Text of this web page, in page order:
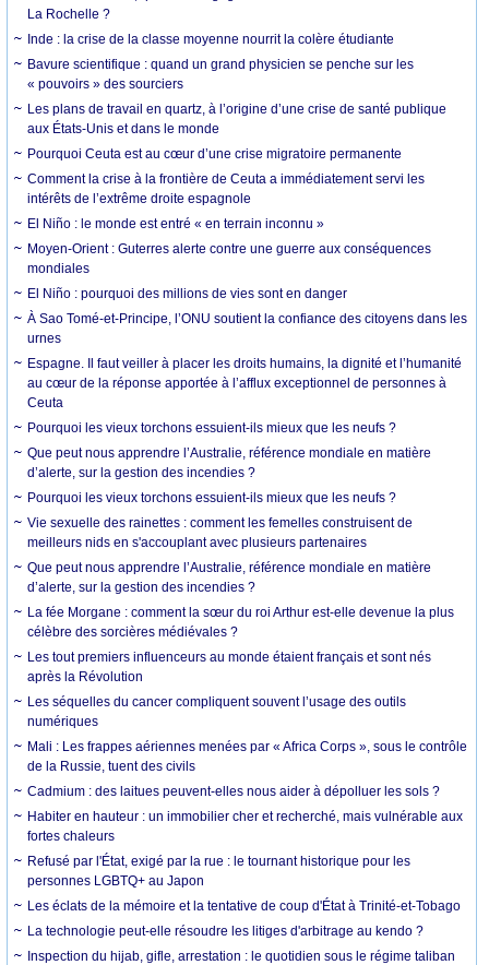
La Rochelle ?
Inde : la crise de la classe moyenne nourrit la colère étudiante
Bavure scientifique : quand un grand physicien se penche sur les
« pouvoirs » des sourciers
Les plans de travail en quartz, à l’origine d’une crise de santé publique
aux États-Unis et dans le monde
Pourquoi Ceuta est au cœur d’une crise migratoire permanente
Comment la crise à la frontière de Ceuta a immédiatement servi les
intérêts de l’extrême droite espagnole
El Niño : le monde est entré « en terrain inconnu »
Moyen-Orient : Guterres alerte contre une guerre aux conséquences
mondiales
El Niño : pourquoi des millions de vies sont en danger
À Sao Tomé-et-Principe, l’ONU soutient la confiance des citoyens dans les
urnes
Espagne. Il faut veiller à placer les droits humains, la dignité et l’humanité
au cœur de la réponse apportée à l’afflux exceptionnel de personnes à
Ceuta
Pourquoi les vieux torchons essuient-ils mieux que les neufs ?
Que peut nous apprendre l’Australie, référence mondiale en matière
d’alerte, sur la gestion des incendies ?
Pourquoi les vieux torchons essuient-ils mieux que les neufs ?
Vie sexuelle des rainettes : comment les femelles construisent de
meilleurs nids en s'accouplant avec plusieurs partenaires
Que peut nous apprendre l’Australie, référence mondiale en matière
d’alerte, sur la gestion des incendies ?
La fée Morgane : comment la sœur du roi Arthur est-elle devenue la plus
célèbre des sorcières médiévales ?
Les tout premiers influenceurs au monde étaient français et sont nés
après la Révolution
Les séquelles du cancer compliquent souvent l’usage des outils
numériques
Mali : Les frappes aériennes menées par « Africa Corps », sous le contrôle
de la Russie, tuent des civils
Cadmium : des laitues peuvent-elles nous aider à dépolluer les sols ?
Habiter en hauteur : un immobilier cher et recherché, mais vulnérable aux
fortes chaleurs
Refusé par l'État, exigé par la rue : le tournant historique pour les
personnes LGBTQ+ au Japon
Les éclats de la mémoire et la tentative de coup d'État à Trinité-et-Tobago
La technologie peut-elle résoudre les litiges d'arbitrage au kendo ?
Inspection du hijab, gifle, arrestation : le quotidien sous le régime taliban